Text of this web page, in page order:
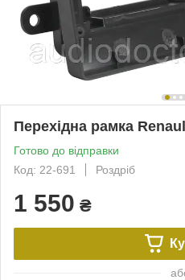
Перехідна рамка
Готово до відправки
Код: 22-691
Роздріб
1 550 ₴